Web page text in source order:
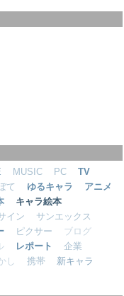
MUSIC PC
TV
て ゆるキャラ
アニメ
キャラ絵本
イン
サンエックス
ピクサー
ブログ
レポート
企業
し 携帯
新キャラ